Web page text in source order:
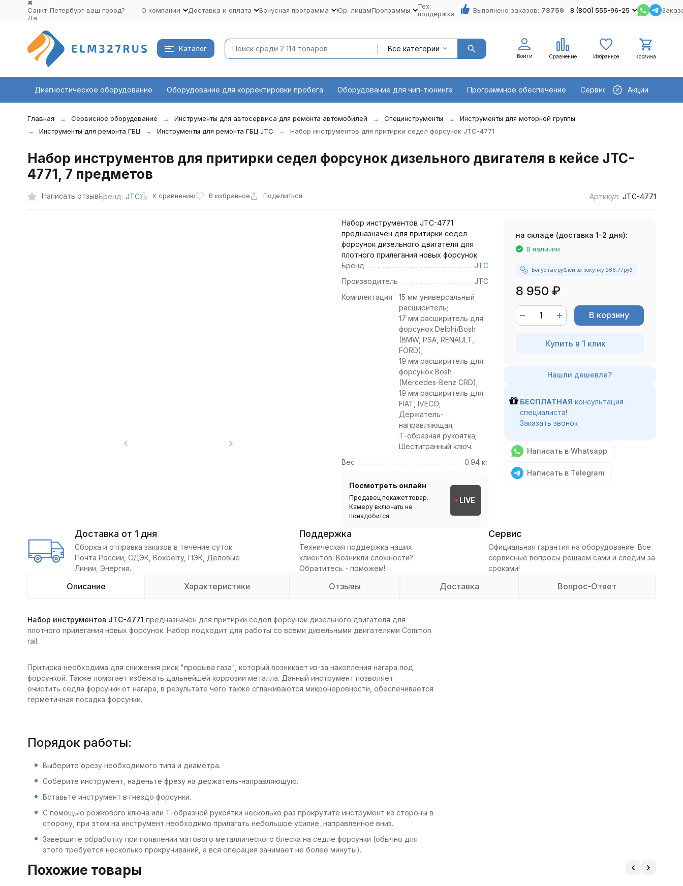
✖
Санкт-Петербург ваш город?
Да
О компании Доставка и оплата Бонусная программа Юр. лицамПрограммы
Тех.
поддержка
Выполнено заказов: 78759 8 (800) 555-96-25
Каталог Все категории
Войти Сравнение Избранное Корзина
Диагностическое оборудование Оборудование для корректировки пробега Оборудование для чип-тюнинга Программное обеспечение Сервисное оборудование
Акции
Главная Сервисное оборудование Инструменты для автосервиса для ремонта автомобилей Специнструменты
Инструменты для моторной группы
Инструменты для ремонта ГБЦ
Инструменты для ремонта ГБЦ JTC Набор инструментов для притирки седел форсунок JTC-4771
Набор инструментов для притирки седел форсунок дизельного двигателя в кейсе JTC-
4771, 7 предметов
Написать отзывБренд: JTC К сравнению В избранное Поделиться Артикул: JTC-4771
Набор инструментов JTC-4771
предназначен для притирки седел
форсунок дизельного двигателя для
плотного прилегания новых форсунок.
Бренд
JTC
Производитель
JTC
Комплектация
15 мм универсальный
расширитель;
17 мм расширитель для
форсунок Delphi/Bosh
(BMW, PSA, RENAULT,
FORD);
19 мм расширитель для
форсунок Bosh
(Mercedes-Benz CRD);
19 мм расширитель для
FIAT, IVECO;
Держатель-
направляющая;
Т-образная рукоятка;
Шестигранный ключ.
Вес
0.94 кг
Посмотреть онлайн
Продавец покажет товар.
Камеру включать не
понадобится.
LIVE
на складе (доставка 1-2 дня):
В наличии
Бонусных рублей за покупку:268.77руб.
8 950 ₽
В корзину
Купить в 1 клик
БЕСПЛАТНАЯ консультация
специалиста!
Заказать звонок
Написать в Whatsapp
Написать в Telegram
Доставка от 1 дня
Сборка и отправка заказов в течение суток.
Почта России, СДЭК, Boxberry, ПЭК, Деловые
Линии, Энергия.
Поддержка
Техническая поддержка наших
клиентов. Возникли сложности?
Обратитесь - поможем!
Сервис
Официальная гарантия на оборудование. Все
сервисные вопросы решаем сами и следим за
сроками!
Описание Характеристики Отзывы Доставка Вопрос-Ответ
Набор инструментов JTC-4771 предназначен для притирки седел форсунок дизельного двигателя для
плотного прилегания новых форсунок. Набор подходит для работы со всеми дизельными двигателями Common
rail.
Притирка необходима для снижения риск "прорыва газа", который возникает из-за накопления нагара под
форсункой. Также помогает избежать дальнейшей коррозии металла. Данный инструмент позволяет
очистить седла форсунки от нагара, в результате чего также сглаживаются микронеровности, обеспечивается
герметичная посадка форсунки.
Порядок работы:
Выберите фрезу необходимого типа и диаметра.
Соберите инструмент, наденьте фрезу на держатель-направляющую.
Вставьте инструмент в гнездо форсунки.
С помощью рожкового ключа или Т-образной рукоятки несколько раз прокрутите инструмент из стороны в
сторону, при этом на инструмент необходимо прилагать небольшое усилие, направленное вниз.
Завершите обработку при появлении матового металлического блеска на седле форсунки (обычно для
этого требуется несколько прокручиваний, а вся операция занимает не более минуты).
Похожие товары